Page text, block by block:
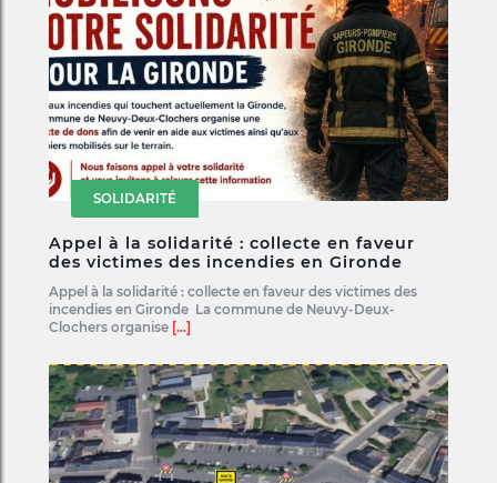
SOLIDARITÉ
Appel à la solidarité : collecte en faveur
des victimes des incendies en Gironde
Appel à la solidarité : collecte en faveur des victimes des
incendies en Gironde La commune de Neuvy-Deux-
Clochers organise [...]